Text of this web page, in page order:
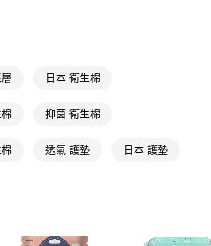
認證，即可結帳。
享後付」後，將跳轉至「AFTEE先享後付」
，點擊此簡訊中的連結，可透過四大超商／
取消之訂單仍視為有效，需透過AFTEE先享
退款等相關疑問，請聯繫「AFTEE先享後付
上)免運費
上)免運費
日本 衛生棉
抑菌 衛生棉
透氣 護墊 日本 護墊